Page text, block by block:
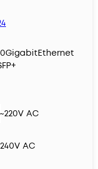
~220V AC
AC